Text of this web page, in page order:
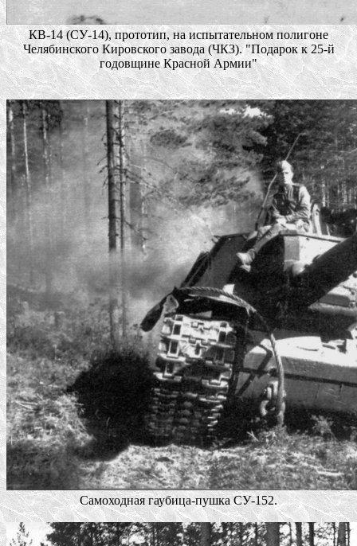
КВ-14 (СУ-14), прототип, на испытательном полигоне
Челябинского Кировского завода (ЧКЗ). "Подарок к 25-й
годовщине Красной Армии"
Самоходная гаубица-пушка СУ-152.